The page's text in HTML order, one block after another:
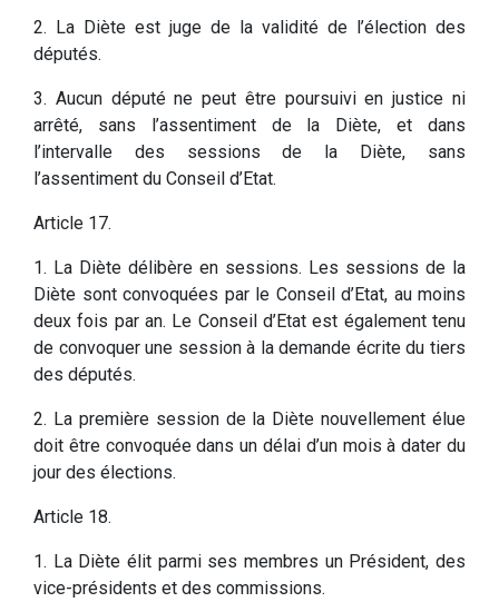
2. La Diète est juge de la validité de l’élection des
députés.
3. Aucun député ne peut être poursuivi en justice ni
arrêté, sans l’assentiment de la Diète, et dans
l’intervalle des sessions de la Diète, sans
l’assentiment du Conseil d’Etat.
Article 17.
1. La Diète délibère en sessions. Les sessions de la
Diète sont convoquées par le Conseil d’Etat, au moins
deux fois par an. Le Conseil d’Etat est également tenu
de convoquer une session à la demande écrite du tiers
des députés.
2. La première session de la Diète nouvellement élue
doit être convoquée dans un délai d’un mois à dater du
jour des élections.
Article 18.
1. La Diète élit parmi ses membres un Président, des
vice-présidents et des commissions.